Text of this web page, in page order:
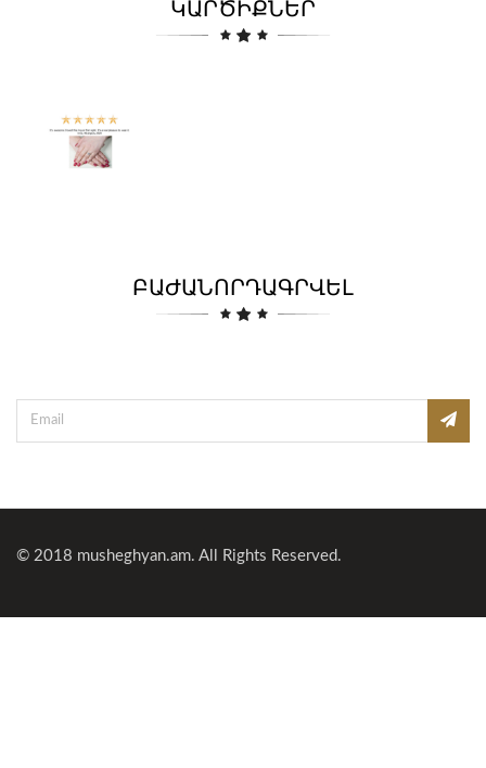
ԿԱՐԾԻՔՆԵՐ
ԲԱԺԱՆՈՐԴԱԳՐՎԵԼ
© 2018 musheghyan.am. All Rights Reserved.